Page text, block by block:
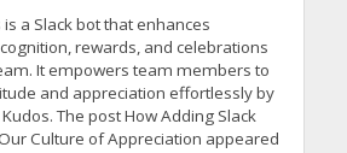
is a Slack bot that enhances
rewards, and celebrations
It empowers team members to
and appreciation effortlessly by
The post How Adding Slack
Culture of Appreciation appeared